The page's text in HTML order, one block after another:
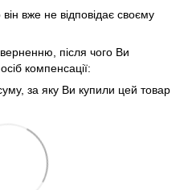
вже не відповідає своєму
після чого Ви
компенсації:
за яку Ви купили цей товар